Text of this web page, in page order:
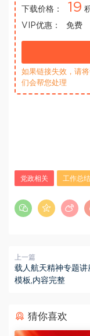
下载价格： 19
VIP优惠：
免费
如果链接失效，请
们会帮您处理
党政相关 工作总结
上一篇
载人航天精神专题讲
模板,内容完整
猜你喜欢